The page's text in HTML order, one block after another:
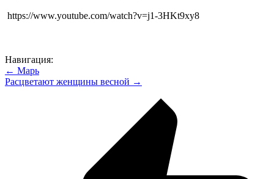
https://www.youtube.com/watch?v=j1-3HKt9xy8
Навигация:
← Марь
Расцветают женщины весной →